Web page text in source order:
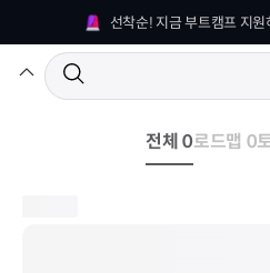
선착순! 지금 부트캠프 지
전체 0로드맵 0